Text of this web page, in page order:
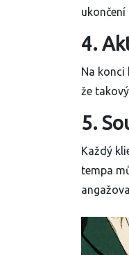
ukončení
4.
Na konci
že
5.
Každý
tempa